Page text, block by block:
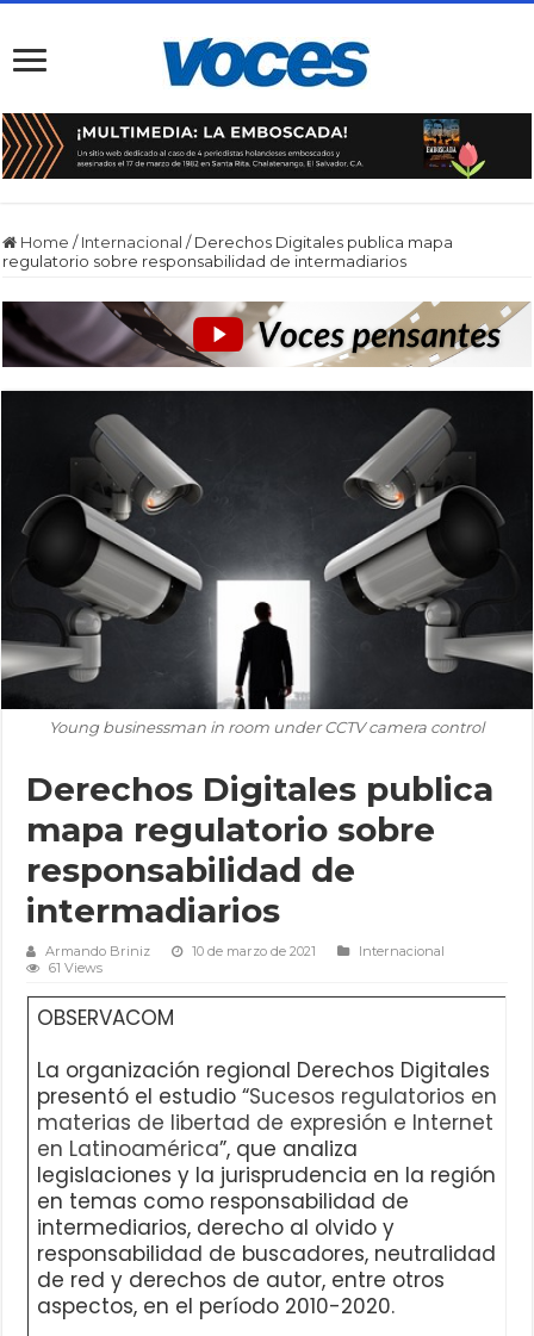
Home / Internacional / Derechos Digitales publica mapa
regulatorio sobre responsabilidad de intermadiarios
Young businessman in room under CCTV camera control
Derechos Digitales publica
mapa regulatorio sobre
responsabilidad de
intermadiarios
Armando Briniz 10 de marzo de 2021
Internacional
61 Views
OBSERVACOM
La organización regional Derechos Digitales
presentó el estudio “Sucesos regulatorios en
materias de libertad de expresión e Internet
en Latinoamérica”, que analiza
legislaciones y la jurisprudencia en la región
en temas como responsabilidad de
intermediarios, derecho al olvido y
responsabilidad de buscadores, neutralidad
de red y derechos de autor, entre otros
aspectos, en el período 2010-2020.